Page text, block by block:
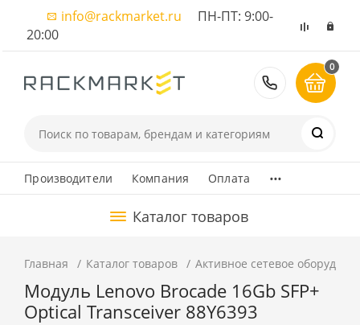
info@rackmarket.ru ПН-ПТ: 9:00-
20:00
8 (495)
0
Производители Компания Оплата ...
Каталог товаров
Главная Каталог товаров Активное сетевое
Модуль Lenovo Brocade 16Gb SFP+
Optical Transceiver 88Y6393